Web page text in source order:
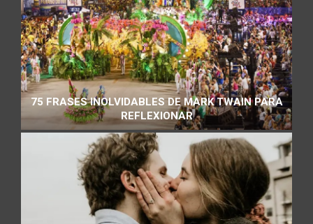
75 FRASES INOLVIDABLES DE MARK TWAIN PARA
REFLEXIONAR